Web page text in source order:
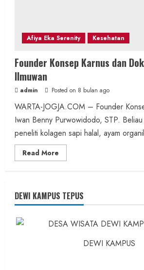
Afiya Eka Serenity Kesehatan
Founder Konsep Karnus dan
Ilmuwan
admin Posted on 8 bulan ago
WARTA-JOGJA.COM – Founder
Iwan Benny Purwowidodo, STP.
peneliti kolagen sapi halal, ayam
Read More
more
dan
Dokter
dan
DEWI KAMPUS TEPUS
DEWI KAMPUS